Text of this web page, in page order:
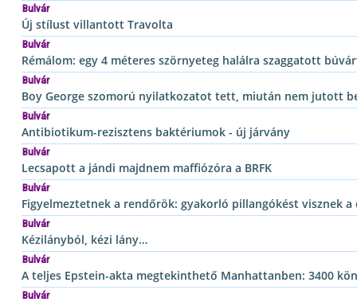
Bulvár
Új stílust villantott Travolta
Bulvár
Rémálom: egy 4 méteres szörnyeteg halálra szaggatott
Bulvár
Boy George szomorú nyilatkozatot tett, miután nem jutott
Bulvár
Antibiotikum-rezisztens baktériumok - új járvány
Bulvár
Lecsapott a jándi majdnem maffiózóra a BRFK
Bulvár
Figyelmeztetnek a rendőrök: gyakorló pillangókést visznek a
Bulvár
Kézilányból, kézi lány…
Bulvár
A teljes Epstein-akta megtekinthető Manhattanben: 3400
Bulvár